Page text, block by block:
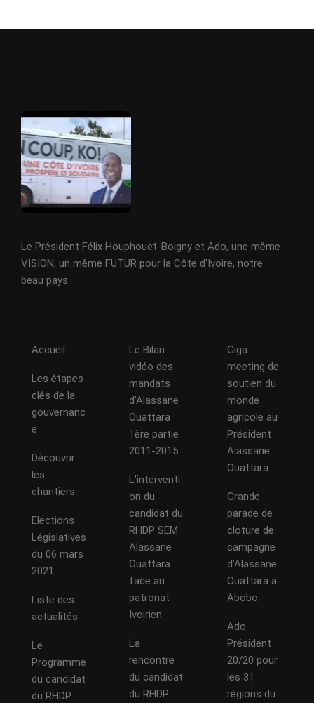
Le Président Félix Houphouët-Boigny et Ado, une même
VISION, un même FUTUR pour la Côte d'Ivoire, notre
beau pays.
Accueil
Les étapes
clés de la
gouvernanc
e
Découvrir
les
chantiers
Elections
Législatives
du 06 mars
2021.
Liste des
actualités
Le
Programme
du candidat
du RHDP
Le Bilan
vidéo des
mandats
d’Alassane
Ouattara
1ère partie
2011-2015
L’interventi
on du
candidat du
RHDP SEM
Alassane
Ouattara
face au
patronat
Ivoirien
La
rencontre
du candidat
du RHDP
Giga
meeting de
soutien du
monde
agricole au
Président
Alassane
Ouattara
Grande
parade de
cloture de
campagne
d’Alassane
Ouattara a
Abobo
Ado
Président
20/20 pour
les 31
régions du